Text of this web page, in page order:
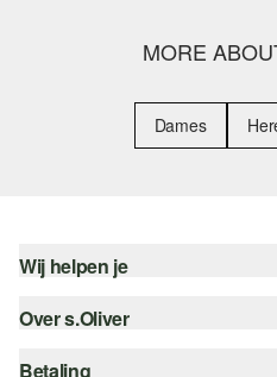
MORE
Dames
Wij helpen je
Help - FAQ
Maattabel
Over s.Oliver
Nieuwsbrief
Betaling